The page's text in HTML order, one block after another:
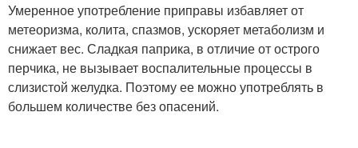
Умеренное употребление приправы избавляет от
метеоризма, колита, спазмов, ускоряет метаболизм и
снижает вес. Сладкая паприка, в отличие от острого
перчика, не вызывает воспалительные процессы в
слизистой желудка. Поэтому ее можно употреблять в
большем количестве без опасений.